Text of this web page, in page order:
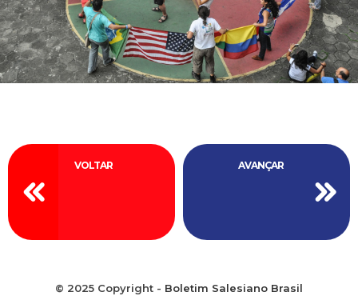
VOLTAR AVANÇAR
© 2025 Copyright - Boletim Salesiano Brasil